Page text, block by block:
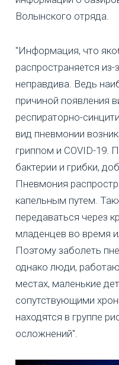
Волынского отряда.
"Информация, что
распространяется
неправдива. Ведь
причиной появления
респираторно-
вид пневмонии
гриппом и COVID-19.
бактерии и грибки,
Пневмония
капельным путем.
передаваться через
младенцев во время
Поэтому заболеть
однако люди,
местах, маленькие
сопутствующими
находятся в группе
осложнений".